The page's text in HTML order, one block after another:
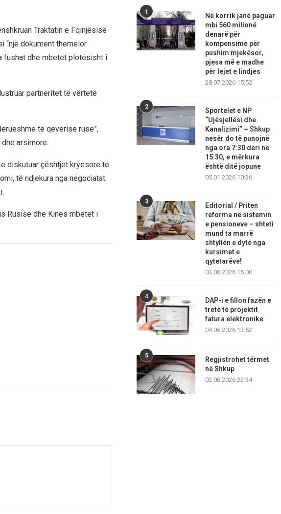
Traktatin e Fqinjësisë
“një dokument themelor
fushat dhe mbetet plotësisht i
partneritet të vërtetë
të qeverisë ruse”,
arsimore.
diskutuar çështjet kryesore të
të ndjekura nga negociatat
Rusisë dhe Kinës mbetet i
1
Në korrik janë paguar
mbi 560 milionë
denarë për
kompensime për
pushim mjekësor,
pjesa më e madhe
për lejet e lindjes
28.07.2026 15:52
2
Sportelet e NP
“Ujësjellësi dhe
Kanalizimi” – Shkup
nesër do të punojnë
nga ora 7:30 deri në
15:30, e mërkura
është ditë jopune
05.01.2026 10:36
3
Editorial / Priten
reforma në sistemin
e pensioneve – shteti
mund ta marrë
shtyllën e dytë nga
kursimet e
qytetarëve!
03.08.2026 15:00
4
DAP-i e fillon fazën e
tretë të projektit
fatura elektronike
04.06.2026 13:52
5
Regjistrohet tërmet
në Shkup
02.08.2026 22:34